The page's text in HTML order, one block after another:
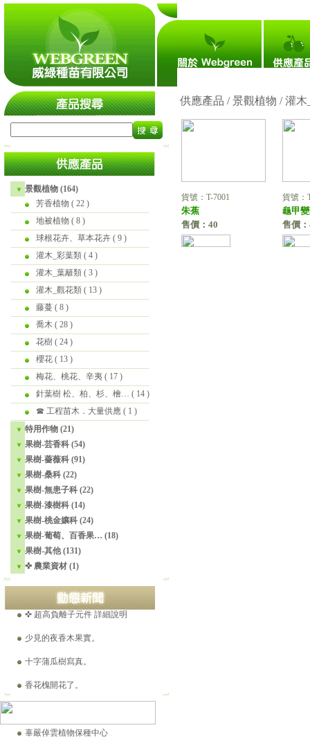
景觀植物 (164)
芳香植物 ( 22 )
地被植物 ( 8 )
球根花卉、草本花卉 ( 9 )
灌木_彩葉類 ( 4 )
灌木_葉籬類 ( 3 )
灌木_觀花類 ( 13 )
藤蔓 ( 8 )
喬木 ( 28 )
花樹 ( 24 )
櫻花 ( 13 )
梅花、桃花、辛夷 ( 17 )
針葉樹 松、柏、杉、檜…
( 14 )
☎ 工程苗木．大量供應 ( 1 )
特用作物 (21)
果樹-芸香科 (54)
果樹-薔薇科 (91)
果樹-桑科 (22)
果樹-無患子科 (22)
果樹-漆樹科 (14)
果樹-桃金孃科 (24)
果樹-葡萄、百香果… (18)
果樹-其他 (131)
✜ 農業資材 (1)
平地蘋果實拍。2021-07-23
溫帶梨平地結果。2021-05-15
☎ 工程苗木產品目錄 (Ver.16)
美國爺爺花25年，找到千種「絕跡蘋果」。
✜ 超高負離子元件 詳細說明
世界極品巨果紅花油茶特點
白花野牡丹逆轉腎病之舊刊登載。(2021-12-26)
辜嚴倬雲植物保種中心
供應產品 / 景觀植物 /灌木
貨號：T-7001
朱蕉
售價：40
貨號：
龜甲
售價